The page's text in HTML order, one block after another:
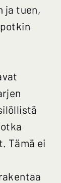
ja tuen,
Tämä ei